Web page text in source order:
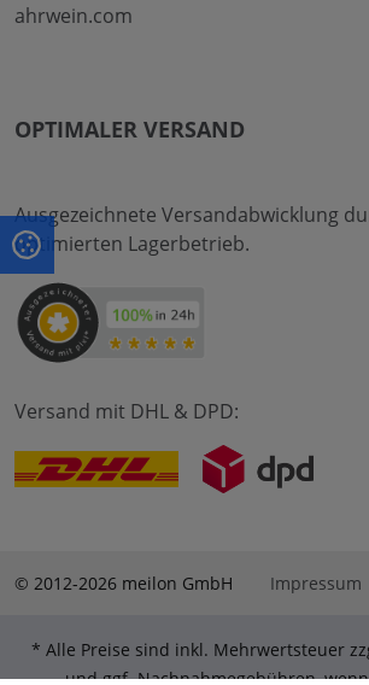
ahrwein.com
OPTIMALER VERSAND
Ausgezeichnete Versandabwicklung
optimierten Lagerbetrieb.
Versand mit DHL & DPD:
© 2012-2026 meilon GmbH Impressum
* Alle Preise sind inkl. Mehrwertsteuer
und ggf. Nachnahmegebühren,